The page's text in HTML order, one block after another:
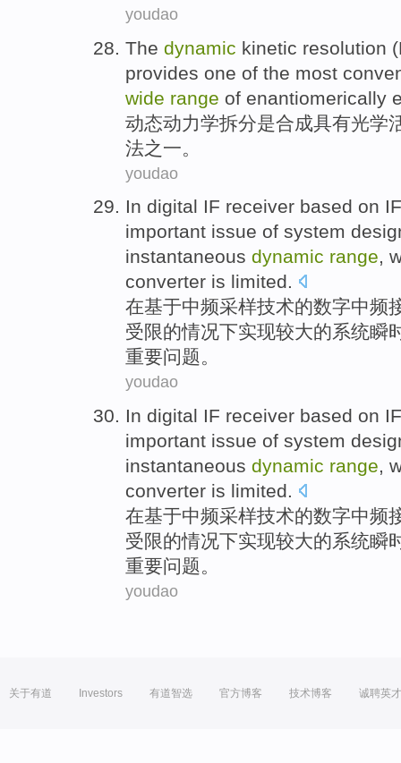
youdao
The dynamic kinetic resolution (
provides one of the most
wide range of enantiomerically
动态动力学拆分是合成具有光学
法之一 。
youdao
In digital IF receiver based on
important issue of system
instantaneous dynamic range,
converter is limited.
在基于中频采样技术的数字中频
受限的情况下实现较大的系统瞬
重要问题。
youdao
In digital IF receiver based on
important issue of system
instantaneous dynamic range,
converter is limited.
在基于中频采样技术的数字中频
受限的情况下实现较大的系统瞬
重要问题。
youdao
关于有道 Investors 有道智选 官方博客 技术博客 诚聘英才